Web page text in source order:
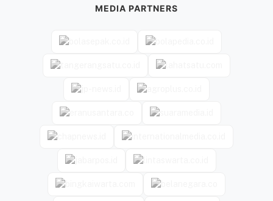
MEDIA PARTNERS